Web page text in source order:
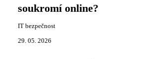
soukromí online?
IT bezpečnost
29. 05. 2026